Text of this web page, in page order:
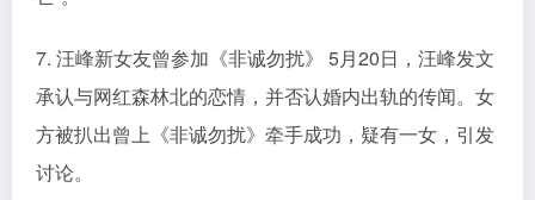
7. 汪峰新女友曾参加《非诚勿扰》 5月20日，汪峰发文
承认与网红森林北的恋情，并否认婚内出轨的传闻。女
方被扒出曾上《非诚勿扰》牵手成功，疑有一女，引发
讨论。